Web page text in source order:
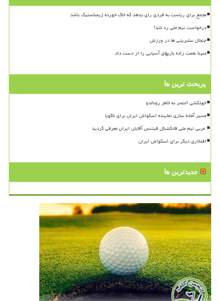
مجمع برای ریاست به فردی رای بدهد که خاک خورده ژیمناستیک باشد
درخواست تیم ملی رد شد!
جنجال سلبریتی ها در ورزش
مبینا نعمت زاده بازیهای آسیایی را از دست داد
پربحث ترین ها
خودکشی النصر به خاطر رونالدو
مسیر آماده سازی نماینده اسکواش ایران برای ناگویا
افتخاری دیگر برای اسکواش ایران
جدیدترین ها